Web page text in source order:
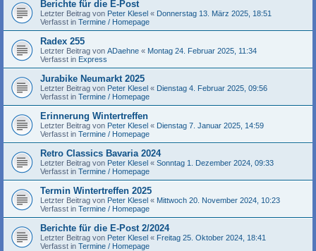
Berichte für die E-Post
Letzter Beitrag von Peter Klesel « Donnerstag 13. März 2025, 18:51
Verfasst in Termine / Homepage
Radex 255
Letzter Beitrag von ADaehne « Montag 24. Februar 2025, 11:34
Verfasst in Express
Jurabike Neumarkt 2025
Letzter Beitrag von Peter Klesel « Dienstag 4. Februar 2025, 09:56
Verfasst in Termine / Homepage
Erinnerung Wintertreffen
Letzter Beitrag von Peter Klesel « Dienstag 7. Januar 2025, 14:59
Verfasst in Termine / Homepage
Retro Classics Bavaria 2024
Letzter Beitrag von Peter Klesel « Sonntag 1. Dezember 2024, 09:33
Verfasst in Termine / Homepage
Termin Wintertreffen 2025
Letzter Beitrag von Peter Klesel « Mittwoch 20. November 2024, 10:23
Verfasst in Termine / Homepage
Berichte für die E-Post 2/2024
Letzter Beitrag von Peter Klesel « Freitag 25. Oktober 2024, 18:41
Verfasst in Termine / Homepage